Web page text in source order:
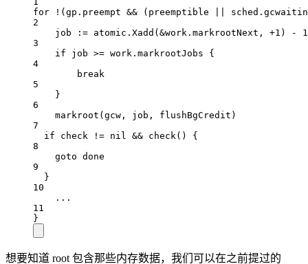
for
! (gp.preempt && (preemptible
2
job
:= atomic. Xadd ( &work.markrootNext, +1 ) -
1
3
if job >= work.markrootJobs {
4
break
5
}
6
markroot (gcw, job, flushBgCredit)
7
if check != nil && check() {
8
goto done
9
}
10
...
11
}
想要知道 root 包含那些内存数据，我们可以在之前提过的